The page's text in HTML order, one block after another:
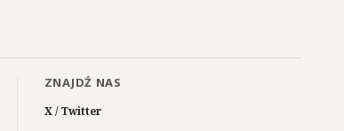
ZNAJDŹ NAS
X / Twitter